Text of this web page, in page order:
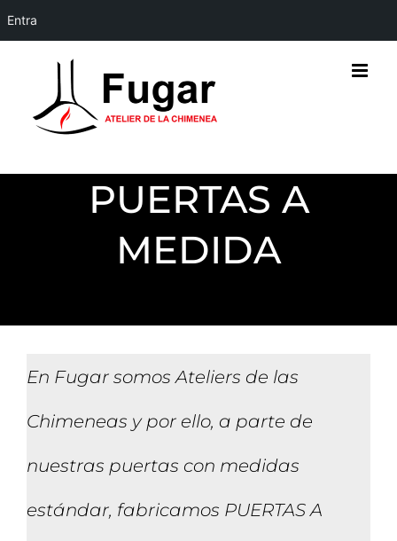
Entra
content
PUERTAS A
MEDIDA
En Fugar somos Ateliers de las
Chimeneas y por ello, a parte de
nuestras puertas con medidas
estándar, fabricamos PUERTAS A